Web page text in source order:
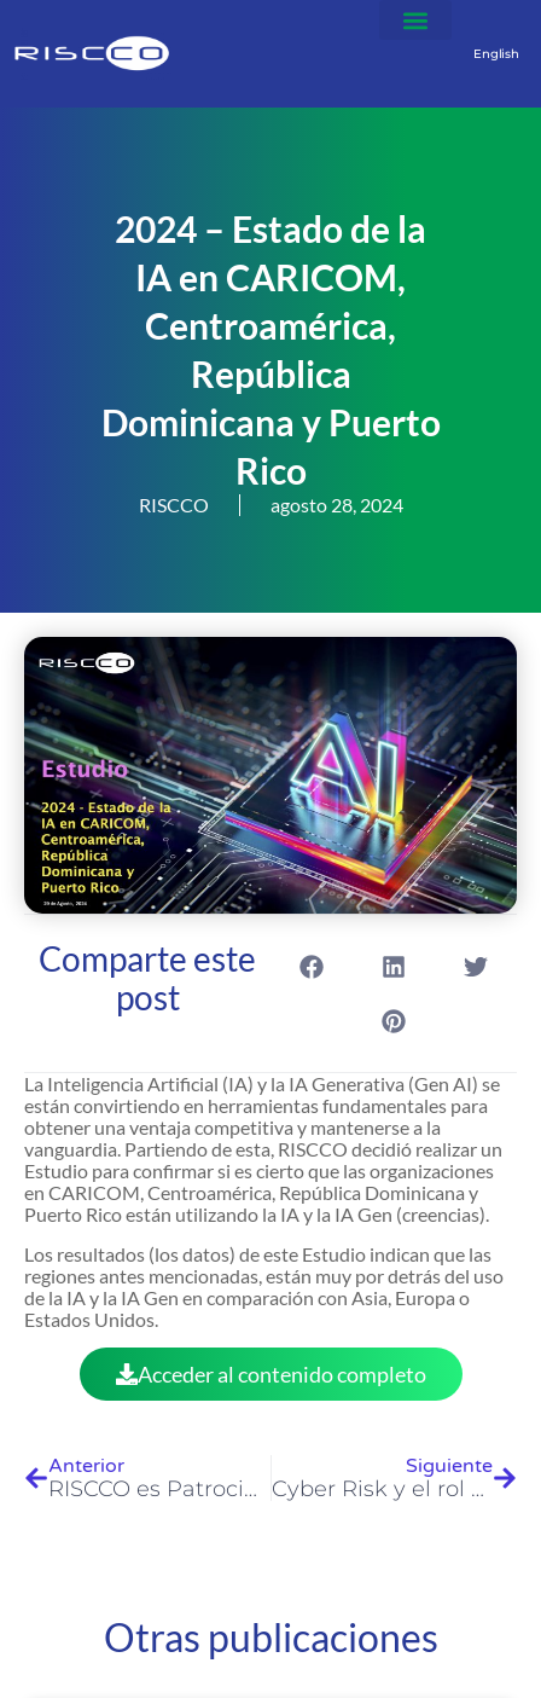
English
2024 – Estado de la
IA en CARICOM,
Centroamérica,
República
Dominicana y Puerto
Rico
RISCCO agosto 28, 2024
Comparte este
post
La Inteligencia Artificial (IA) y la IA Generativa (Gen AI) se
están convirtiendo en herramientas fundamentales para
obtener una ventaja competitiva y mantenerse a la
vanguardia. Partiendo de esta, RISCCO decidió realizar un
Estudio para confirmar si es cierto que las organizaciones
en CARICOM, Centroamérica, República Dominicana y
Puerto Rico están utilizando la IA y la IA Gen (creencias).
Los resultados (los datos) de este Estudio indican que las
regiones antes mencionadas, están muy por detrás del uso
de la IA y la IA Gen en comparación con Asia, Europa o
Estados Unidos.
Acceder al contenido completo
Anterior
RISCCO es Patrocinador Diamante de Jornada Compliance Costa Rica 2023
Siguiente
Cyber Risk y el rol de los Directores en la Junta Directiva
Otras publicaciones